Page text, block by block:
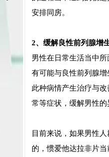
安排同房。
2、缓解良性前列腺增
男性在日常生活当中
有可能与良性前列腺
此种病情产生治疗与
常等症状，缓解男性的
目前来说，如果男性
的，惯爱他达拉非片